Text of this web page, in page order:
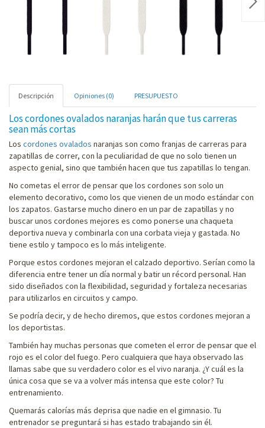
Descripción Opiniones (0) PRESUPUESTO
Los cordones ovalados naranjas harán que tus carreras
sean más cortas
Los cordones ovalados naranjas son como franjas de carreras para
zapatillas de correr, con la peculiaridad de que no solo tienen un
aspecto genial, sino que también hacen que tus zapatillas lo tengan.
No cometas el error de pensar que los cordones son solo un
elemento decorativo, como los que vienen de un modo estándar con
los zapatos. Gastarse mucho dinero en un par de zapatillas y no
buscar unos cordones mejores es como ponerse una chaqueta
deportiva nueva y combinarla con una corbata vieja y gastada. No
tiene estilo y tampoco es lo más inteligente.
Porque estos cordones mejoran el calzado deportivo. Serían como la
diferencia entre tener un día normal y batir un récord personal. Han
sido diseñados con la flexibilidad, seguridad y fortaleza necesarias
para utilizarlos en circuitos y campo.
Se podría decir, y de hecho diremos, que estos cordones mejoran a
los deportistas.
También hay muchas personas que cometen el error de pensar que el
rojo es el color del fuego. Pero cualquiera que haya observado las
llamas sabe que su verdadero color es el vivo naranja. ¿Y cuál es la
única cosa que se va a volver más intensa que este color? Tu
entrenamiento.
Quemarás calorías más deprisa que nadie en el gimnasio. Tu
entrenador se preguntará si has estado trabajando sin él.